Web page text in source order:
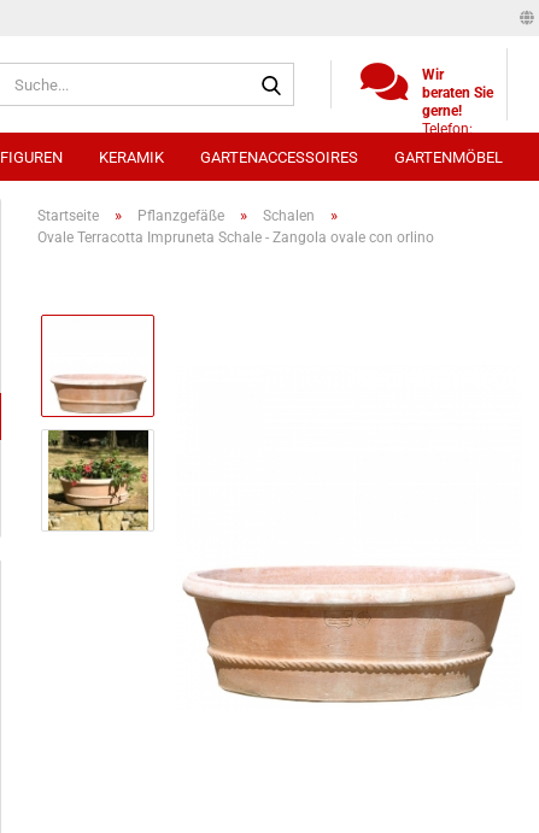
Wir
beraten Sie
gerne!
Telefon:
(0)521
9886494
5330431
FIGUREN KERAMIK GARTENACCESSOIRES GARTENMÖBEL
Startseite » Pflanzgefäße » Schalen »
Ovale Terracotta Impruneta Schale - Zangola ovale con orlino